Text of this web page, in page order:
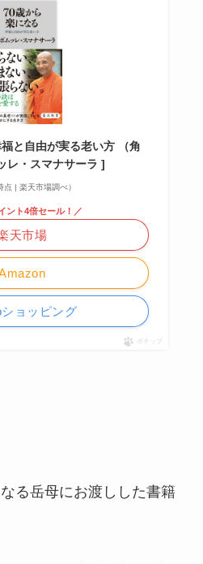
と自由が実る老い方 （角
レ・スマナサーラ ]
| 楽天市場調べ）
ント4倍セール！／
天市場
ョッピング
ポチップ
る岳母にお渡しした書籍